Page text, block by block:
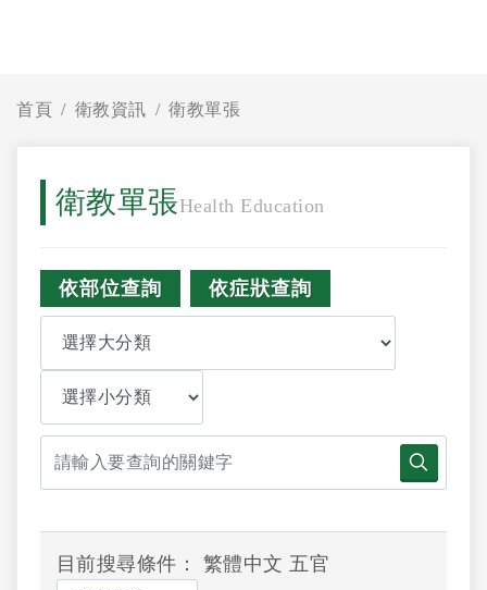
首頁 衛教資訊 衛教單張
衛教單張Health Education
依部位查詢 依症狀查詢
目前搜尋條件： 繁體中文 五官